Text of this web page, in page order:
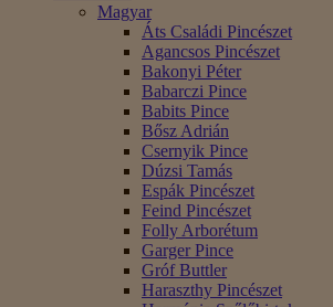
Magyar
Áts Családi Pincészet
Agancsos Pincészet
Bakonyi Péter
Babarczi Pince
Babits Pince
Bősz Adrián
Csernyik Pince
Dúzsi Tamás
Espák Pincészet
Feind Pincészet
Folly Arborétum
Garger Pince
Gróf Buttler
Haraszthy Pincészet